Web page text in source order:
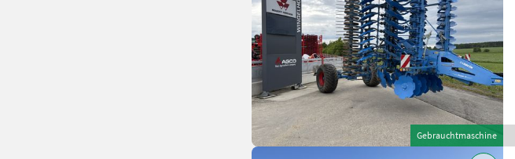
Gebrauchtmaschine